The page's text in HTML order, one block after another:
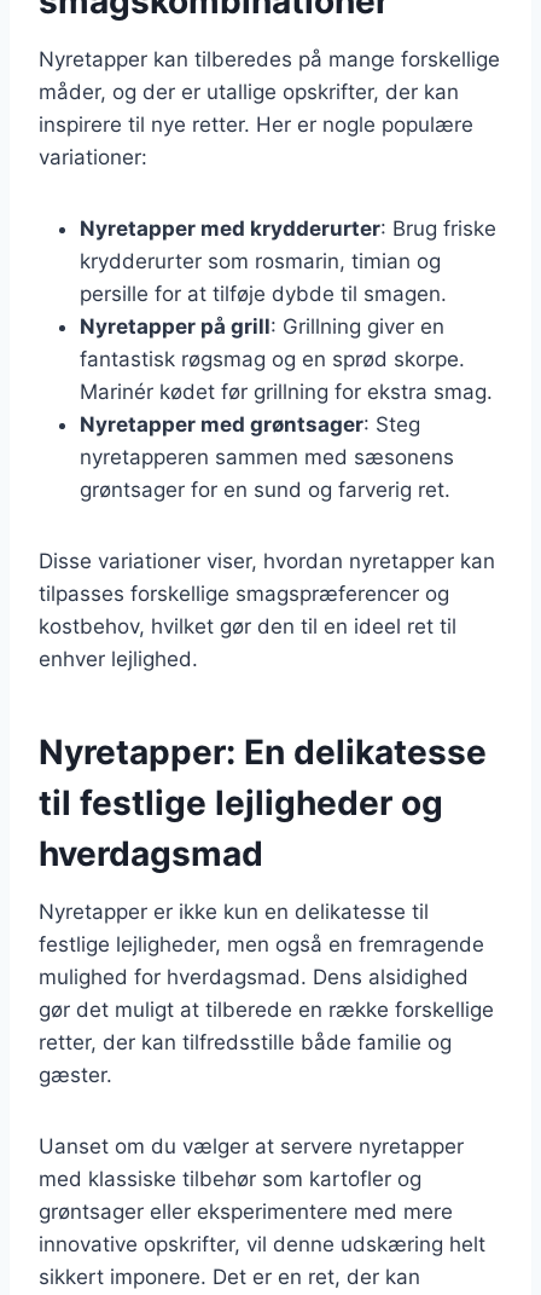
Nyretapper kan tilberedes på mange forskellige
måder, og der er utallige opskrifter, der kan
inspirere til nye retter. Her er nogle populære
variationer:
Nyretapper med krydderurter: Brug friske
krydderurter som rosmarin, timian og
persille for at tilføje dybde til smagen.
Nyretapper på grill: Grillning giver en
fantastisk røgsmag og en sprød skorpe.
Marinér kødet før grillning for ekstra smag.
Nyretapper med grøntsager: Steg
nyretapperen sammen med sæsonens
grøntsager for en sund og farverig ret.
Disse variationer viser, hvordan nyretapper kan
tilpasses forskellige smagspræferencer og
kostbehov, hvilket gør den til en ideel ret til
enhver lejlighed.
Nyretapper: En delikatesse
til festlige lejligheder og
hverdagsmad
Nyretapper er ikke kun en delikatesse til
festlige lejligheder, men også en fremragende
mulighed for hverdagsmad. Dens alsidighed
gør det muligt at tilberede en række forskellige
retter, der kan tilfredsstille både familie og
gæster.
Uanset om du vælger at servere nyretapper
med klassiske tilbehør som kartofler og
grøntsager eller eksperimentere med mere
innovative opskrifter, vil denne udskæring helt
sikkert imponere. Det er en ret, der kan